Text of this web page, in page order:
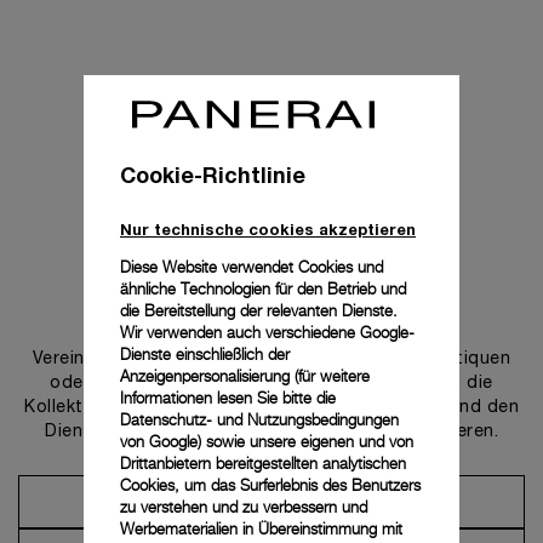
Uns kontaktieren
Vereinbaren Sie einen Termin in einer unserer Boutiquen
oder wenden Sie sich an unseren Concierge, um die
Kollektionen zu entdecken und von der Beratung und den
Dienstleistungen unserer Botschafter zu profitieren.
Einen Termin vereinbaren
Cookie-Richtlinie
Nur technische cookies akzeptieren
Diese Website verwendet Cookies und
ähnliche Technologien für den Betrieb und
die Bereitstellung der relevanten Dienste.
Wir verwenden auch verschiedene Google-
Dienste einschließlich der
Anzeigenpersonalisierung (für weitere
Informationen lesen Sie bitte die
Datenschutz- und Nutzungsbedingungen
von Google) sowie unsere eigenen und von
Drittanbietern bereitgestellten analytischen
Cookies, um das Surferlebnis des Benutzers
zu verstehen und zu verbessern und
Werbematerialien in Übereinstimmung mit